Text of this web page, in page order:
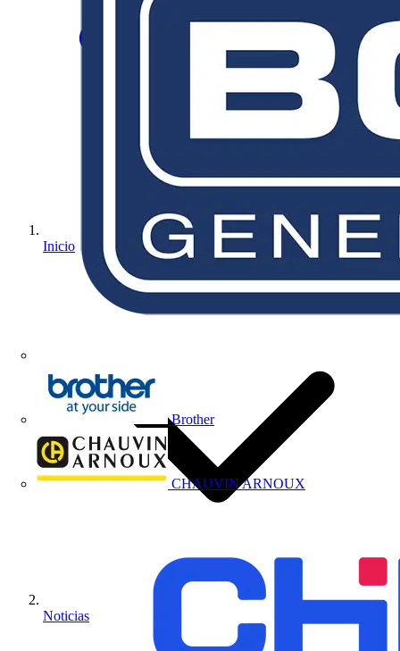
Brother
CHAUVIN ARNOUX
Inicio
Noticias